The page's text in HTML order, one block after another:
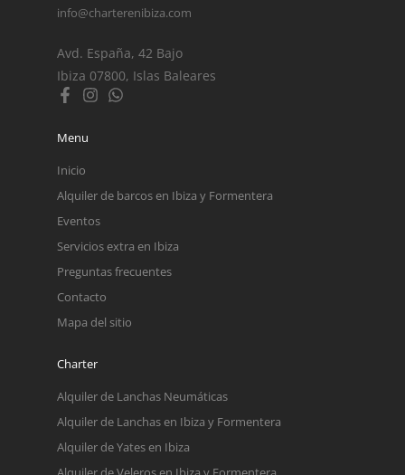
info@charterenibiza.com
Avd. España, 42 Bajo
Ibiza 07800, Islas Baleares
Menu
Inicio
Alquiler de barcos en Ibiza y Formentera
Eventos
Servicios extra en Ibiza
Preguntas frecuentes
Contacto
Mapa del sitio
Charter
Alquiler de Lanchas Neumáticas
Alquiler de Lanchas en Ibiza y Formentera
Alquiler de Yates en Ibiza